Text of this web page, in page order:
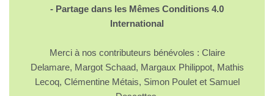
- Partage dans les Mêmes Conditions 4.0
International
Merci à nos contributeurs bénévoles : Claire
Delamare, Margot Schaad, Margaux Philippot, Mathis
Lecoq, Clémentine Métais, Simon Poulet et Samuel